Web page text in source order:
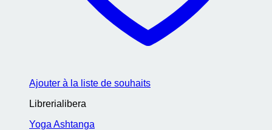
Ajouter à la liste de souhaits
Librerialibera
Yoga Ashtanga